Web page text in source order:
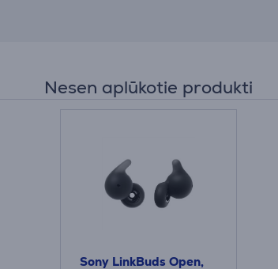
Nesen aplūkotie produkti
Sony LinkBuds Open,